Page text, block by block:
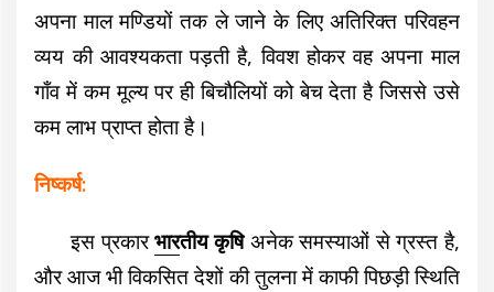
अपना माल मण्डियों तक ले जाने के लिए अतिरिक्त परिवहन
व्यय की आवश्यकता पड़ती है, विवश होकर वह अपना माल
गाँव में कम मूल्य पर ही बिचौलियों को बेच देता है जिससे उसे
कम लाभ प्राप्त होता है।
निष्कर्ष:
इस प्रकारभारतीय कृषिअनेक समस्याओं से ग्रस्त है,
और आज भी विकसित देशों की तुलना में काफी पिछड़ी स्थिति